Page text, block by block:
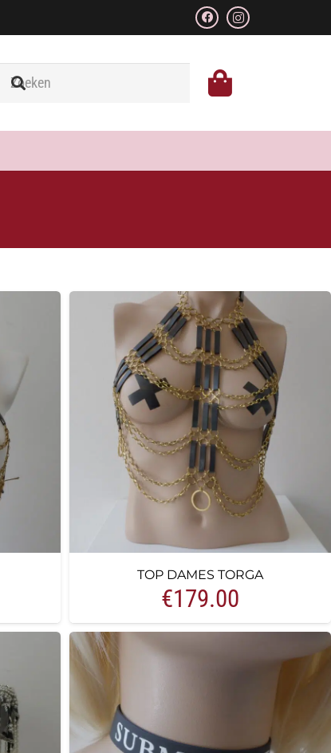
TOP DAMES TORGA
€179.00